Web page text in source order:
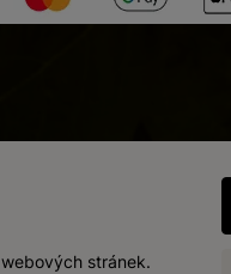
stránek.